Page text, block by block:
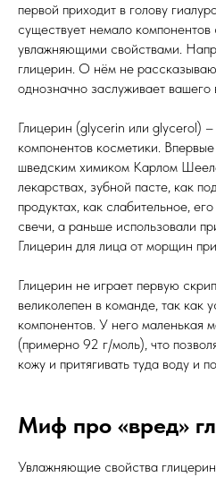
первой приходит в голову
существует немало
увлажняющими свойствами.
глицерин. О нём не
однозначно заслуживает вашего
Глицерин (glycerin или glycerol)
компонентов косметики.
шведским химиком Карлом
лекарствах, зубной пасте, как
продуктах, как слабительное,
свечи, а раньше использовали
Глицерин для лица от морщин
Глицерин не играет первую
великолепен в команде, так как
компонентов. У него маленькая
(примерно 92 г/моль), что
кожу и притягивать туда воду и
Миф про «вред»
Увлажняющие свойства